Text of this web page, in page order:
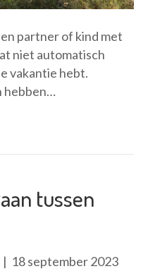
partner of kind met
niet automatisch
vakantie hebt.
hebben…
tussen
| 18 september 2023